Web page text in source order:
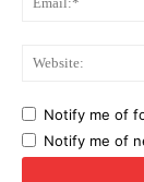
Notify me of
Notify me of